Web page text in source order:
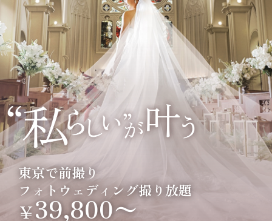
東京で前撮り
フォトウェディング撮り放題
￥39,800〜